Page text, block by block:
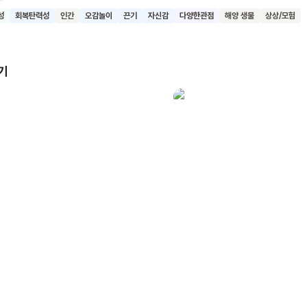
운 존재는 바로 게들이에요. 게들은 서로의 손을 잡고 모래성을 둘러쌉
.
회복탄력성 인간 오감놀이 끈기 자신감 다양한관점 해양 생물 상상/모험